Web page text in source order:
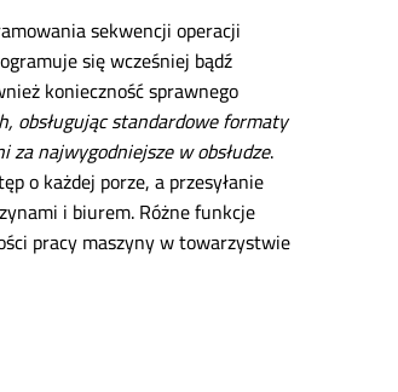
sekwencji operacji
się wcześniej bądź
konieczność sprawnego
obsługując standardowe formaty
najwygodniejsze w obsłudze.
o każdej porze, a przesyłanie
i biurem. Różne funkcje
pracy maszyny w towarzystwie